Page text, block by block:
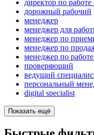
директор по
дорожный рабочий
менеджер
менеджер для
менеджер по
менеджер по
менеджер по
проверяющий
ведущий
персональный
digital specialist
Показать ещё